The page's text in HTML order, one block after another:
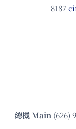
8187
總機Main (626)